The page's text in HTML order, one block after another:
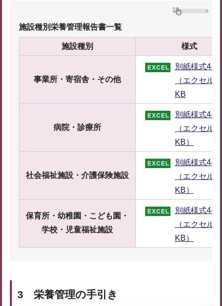
施設種別栄養管理報告書一覧
施設種別 様式
事業所・寄宿舎・その他
別紙様式4-1
（エクセル
KB
病院・診療所
別紙様式4-2
（エクセル
KB）
社会福祉施設・介護保険施設
別紙様式4-3
（エクセル
KB）
保育所・幼稚園・こども園・
学校・児童福祉施設
別紙様式4-4
（エクセル
KB）
3 栄養管理の手引き